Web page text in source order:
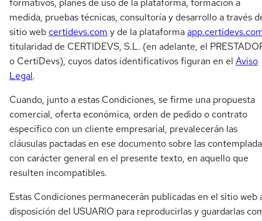
formativos, planes de uso de la plataforma, formación a
medida, pruebas técnicas, consultoría y desarrollo a través
sitio web certidevs.com y de la plataforma
titularidad de CERTIDEVS, S.L. (en adelante, el
o CertiDevs), cuyos datos identificativos figuran en el Aviso
Legal.
Cuando, junto a estas Condiciones, se firme una propuesta
comercial, oferta económica, orden de pedido o contrato
específico con un cliente empresarial, prevalecerán las
cláusulas pactadas en ese documento sobre las
con carácter general en el presente texto, en aquello que
resulten incompatibles.
Estas Condiciones permanecerán publicadas en el sitio web
disposición del USUARIO para reproducirlas y guardarlas